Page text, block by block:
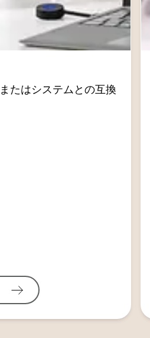
たはシステムとの互換